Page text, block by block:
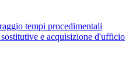
tempi procedimentali
e acquisizione d'ufficio